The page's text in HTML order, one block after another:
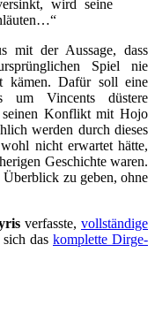
wird seine
mit der Aussage, dass
Spiel nie
kämen. Dafür soll eine
um Vincents düstere
seinen Konflikt mit Hojo
werden durch dieses
nicht erwartet hätte,
Geschichte waren.
zu geben, ohne
verfasste,vollständige
das komplette Dirge-